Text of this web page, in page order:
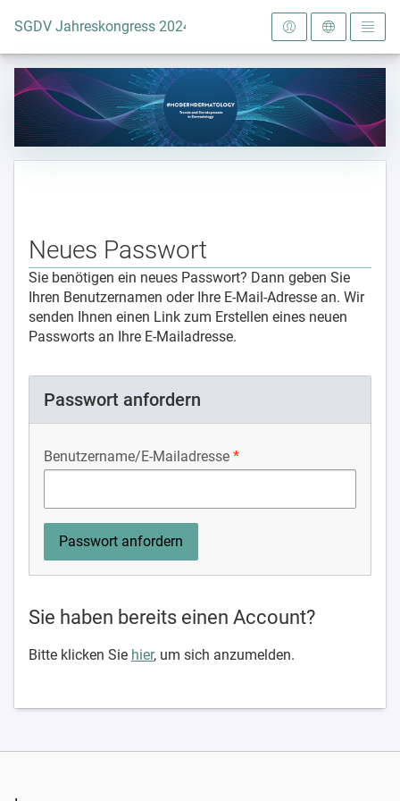
Zur Startseite
SGDV Jahreskongress 2024
Neues Passwort
Sie benötigen ein neues Passwort? Dann geben Sie
Ihren Benutzernamen oder Ihre E-Mail-Adresse an. Wir
senden Ihnen einen Link zum Erstellen eines neuen
Passworts an Ihre E-Mailadresse.
Passwort anfordern
Benutzername/E-Mailadresse
Sie haben bereits einen Account?
Bitte klicken Sie hier, um sich anzumelden.